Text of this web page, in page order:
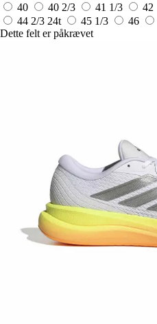
40
40 2/3 41 1/3 42
44 2/3 24t 45 1/3 46
Dette felt er påkrævet